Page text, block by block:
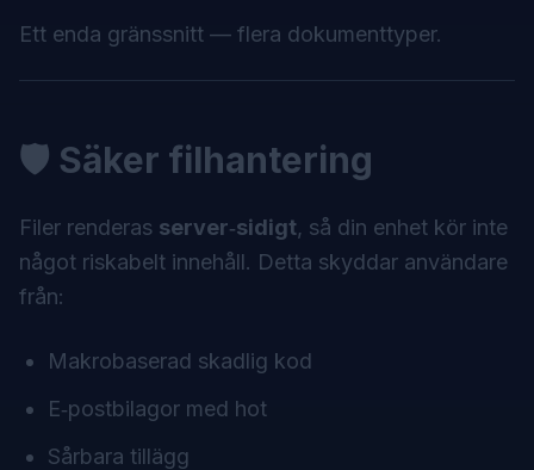
Ett enda gränssnitt — flera dokumenttyper.
🛡 Säker filhantering
Filer renderas server‑sidigt, så din enhet kör inte
något riskabelt innehåll. Detta skyddar användare
från:
Makrobaserad skadlig kod
E‑postbilagor med hot
Sårbara tillägg